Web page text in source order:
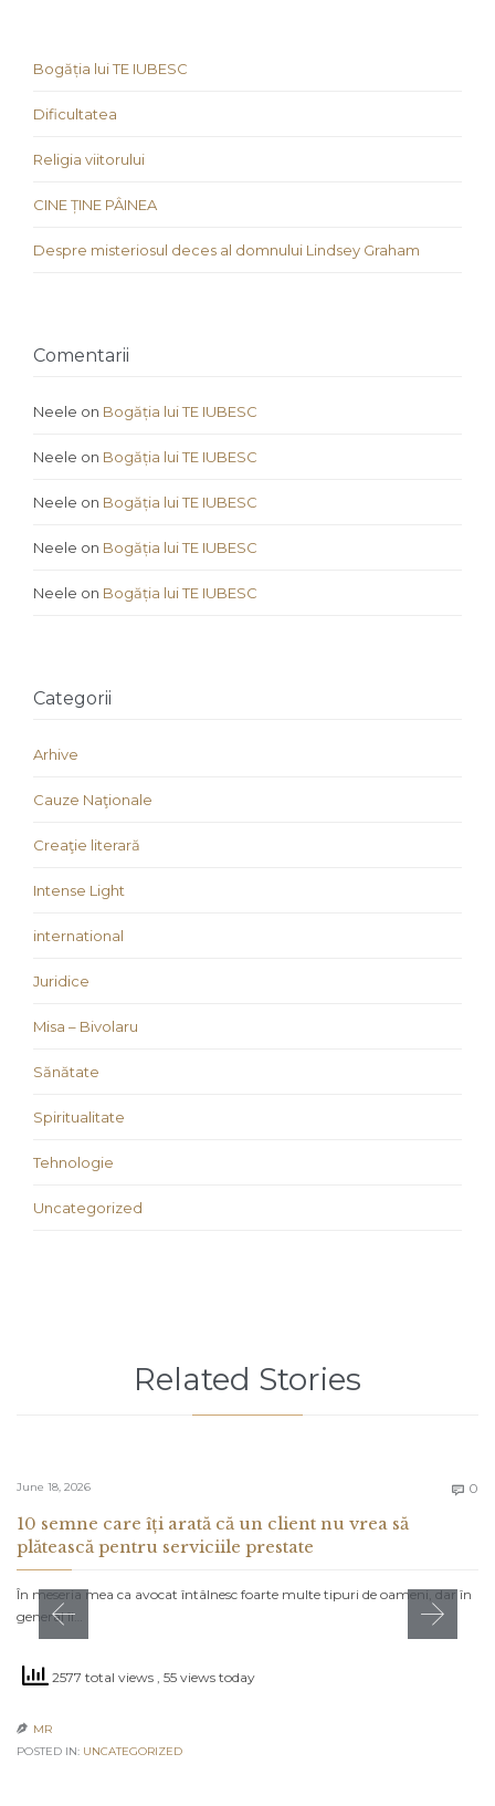
Bogăția lui TE IUBESC
Dificultatea
Religia viitorului
CINE ȚINE PÂINEA
Despre misteriosul deces al domnului Lindsey Graham
Comentarii
Neele on Bogăția lui TE IUBESC
Neele on Bogăția lui TE IUBESC
Neele on Bogăția lui TE IUBESC
Neele on Bogăția lui TE IUBESC
Neele on Bogăția lui TE IUBESC
Categorii
Arhive
Cauze Naţionale
Creaţie literară
Intense Light
international
Juridice
Misa – Bivolaru
Sănătate
Spiritualitate
Tehnologie
Uncategorized
Related Stories
June 18, 2026  0
10 semne care îți arată că un client nu vrea să
plătească pentru serviciile prestate
În meseria mea ca avocat întâlnesc foarte multe tipuri de oameni, dar în
general îi…
2577 total views , 55 views today
 MR
POSTED IN: UNCATEGORIZED